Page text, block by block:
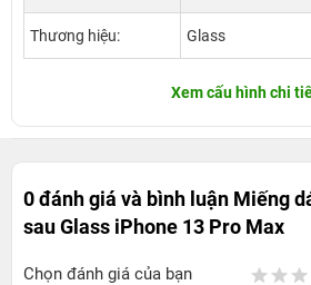
Thương hiệu: Glass
Xem cấu hình chi
0 đánh giá và bình luận Miếng
sau Glass iPhone 13 Pro Max
Chọn đánh giá của bạn